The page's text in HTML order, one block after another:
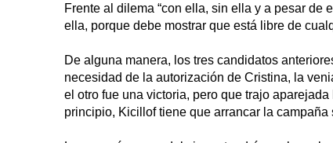
Frente al dilema “con ella, sin ella y a pesar de
ella, porque debe mostrar que está libre de
De alguna manera, los tres candidatos
necesidad de la autorización de Cristina, la
el otro fue una victoria, pero que trajo
principio, Kicillof tiene que arrancar la campaña